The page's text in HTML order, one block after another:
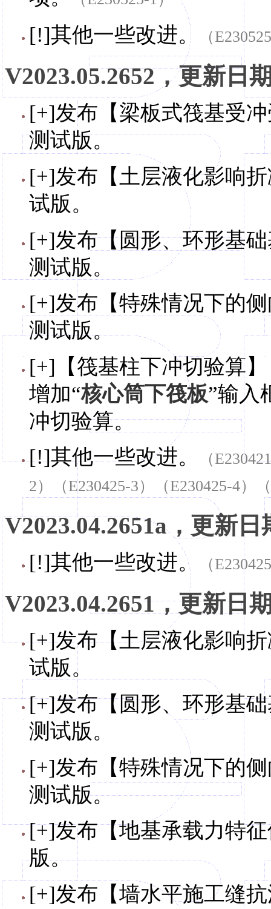
[!]其他一些改进。 （
V2023.05.2652，更新日
[+]发布【梁板式筏基受
测试版。
[+]发布【土层液化影响
试版。
[+]发布【圆形、环形基
测试版。
[+]发布【特殊情况下的
测试版。
[+]【筏基柱下冲切验算
增加“核心筒下筏板”输入
冲切验算。
[!]其他一些改进。
（
2）（E230425-3）（E230425-4）
V2023.04.2651a，更新日
[!]其他一些改进。 （
V2023.04.2651，更新日
[+]发布【土层液化影响
试版。
[+]发布【圆形、环形基
测试版。
[+]发布【特殊情况下的
测试版。
[+]发布【地基承载力特
版。
[+]发布【墙水平施工缝